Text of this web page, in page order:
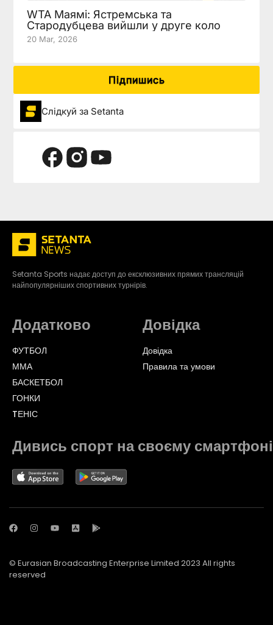
WTA Маямі: Ястремська та
Стародубцева вийшли у друге коло
20 Mar, 2026
Підпишись
Слідкуй за Setanta
Setanta Sports надає доступ до ексклюзивних прямих трансляцій
найпопулярніших спортивних турнірів.
Додатково
ФУТБОЛ
ММА
БАСКЕТБОЛ
ГОНКИ
TЕНІС
Довідка
Довідка
Правила та умови
Дивись спорт на своєму смартфоні
© Eurasian Broadcasting Enterprise Limited 2023 All rights
reserved